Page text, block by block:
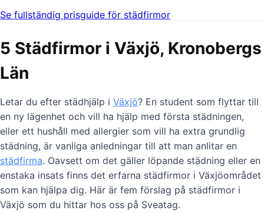
Se fullständig prisguide för städfirmor
5 Städfirmor i Växjö, Kronobergs
Län
Letar du efter städhjälp i Växjö? En student som flyttar till
en ny lägenhet och vill ha hjälp med första städningen,
eller ett hushåll med allergier som vill ha extra grundlig
städning, är vanliga anledningar till att man anlitar en
städfirma. Oavsett om det gäller löpande städning eller en
enstaka insats finns det erfarna städfirmor i Växjöområdet
som kan hjälpa dig. Här är fem förslag på städfirmor i
Växjö som du hittar hos oss på Sveatag.